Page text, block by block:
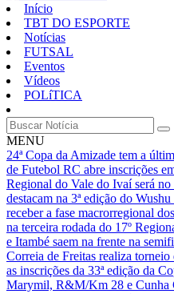
Início
TBT DO ESPORTE
Notícias
FUTSAL
Eventos
Vídeos
POLíTICA
MENU
24ª Copa da Amizade tem a
de Futebol RC abre inscrições
Regional do Vale do Ivaí será no
destacam na 3ª edição do
receber a fase macrorregional
na terceira rodada do 17º
e Itambé saem na frente na
Correia de Freitas realiza
as inscrições da 33ª edição da
Marymil, R&M/Km 28 e Cunha